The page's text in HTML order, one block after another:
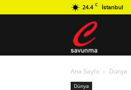
24.4 C İstanbul
savunma
Ana Sayfa Dünya
Dünya